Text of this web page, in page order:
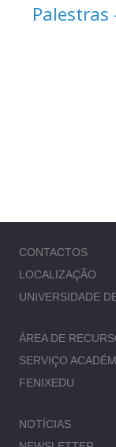
Palestras
CONTACTOS
LOCALIZAÇÃO
UNIVERSIDADE
ÁREA DE
SERVIÇO
FENIXEDU
NOTÍCIAS